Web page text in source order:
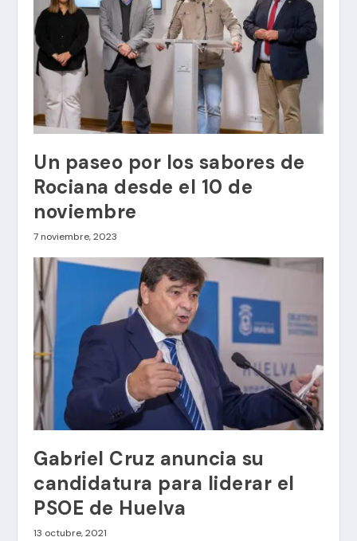
Un paseo por los sabores de
Rociana desde el 10 de
noviembre
7 noviembre, 2023
Gabriel Cruz anuncia su
candidatura para liderar el
PSOE de Huelva
13 octubre, 2021